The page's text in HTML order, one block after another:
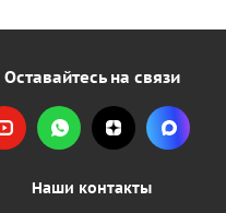
Оставайтесь на связи
Наши контакты